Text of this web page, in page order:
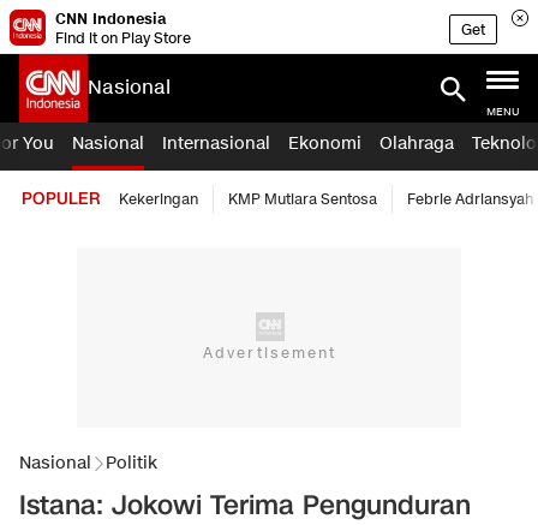
CNN Indonesia
Find it on Play Store
Get
Nasional
MENU
You Nasional Internasional Ekonomi Olahraga
POPULER Kekeringan KMP Mutiara Sentosa Febrie Adriansyah
Nasional Politik
Istana: Jokowi Terima Pengunduran